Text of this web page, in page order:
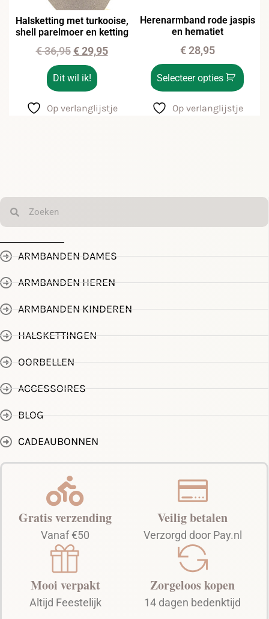
Halsketting met turkooise,
shell parelmoer en ketting
€36,95 €29,95
Dit wil ik!
Op verlanglijstje
Herenarmband rode jaspis
en hematiet
€28,95
Selecteer opties
Op verlanglijstje
ARMBANDEN DAMES
ARMBANDEN HEREN
ARMBANDEN KINDEREN
HALSKETTINGEN
OORBELLEN
ACCESSOIRES
BLOG
CADEAUBONNEN
Gratis verzending
Vanaf €50
Mooi verpakt
Altijd Feestelijk
Veilig betalen
Verzorgd door Pay.nl
Zorgeloos kopen
14 dagen bedenktijd